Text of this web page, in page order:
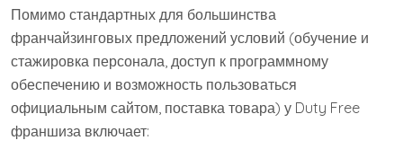
Помимо стандартных для большинства
франчайзинговых предложений условий (обучение и
стажировка персонала, доступ к программному
обеспечению и возможность пользоваться
официальным сайтом, поставка товара) у Duty Free
франшиза включает: